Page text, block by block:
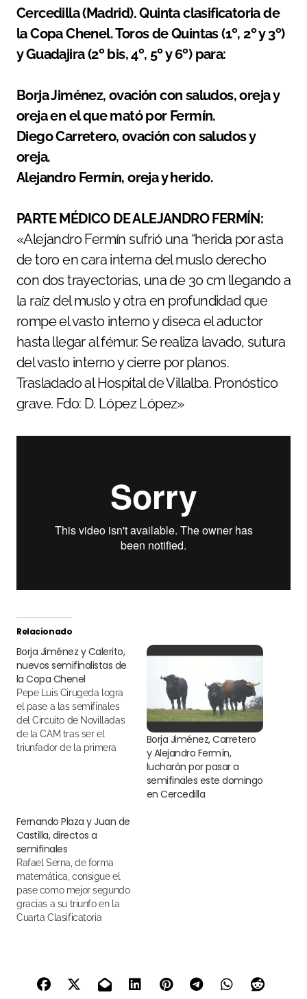
Cercedilla (Madrid). Quinta clasificatoria de
la Copa Chenel. Toros de Quintas (1º, 2º y 3º)
y Guadajira (2º bis, 4º, 5º y 6º) para:
Borja Jiménez, ovación con saludos, oreja y
oreja en el que mató por Fermín.
Diego Carretero, ovación con saludos y
oreja.
Alejandro Fermín, oreja y herido.
PARTE MÉDICO DE ALEJANDRO FERMÍN:
«Alejandro Fermín sufrió una “herida por asta
de toro en cara interna del muslo derecho
con dos trayectorias, una de 30 cm llegando a
la raíz del muslo y otra en profundidad que
rompe el vasto interno y diseca el aductor
hasta llegar al fémur. Se realiza lavado, sutura
del vasto interno y cierre por planos.
Trasladado al Hospital de Villalba. Pronóstico
grave. Fdo: D. López López»
Relacionado
Borja Jiménez y Calerito,
nuevos semifinalistas de
la Copa Chenel
Pepe Luis Cirugeda logra
el pase a las semifinales
del Circuito de Novilladas
de la CAM tras ser el
triunfador de la primera
Borja Jiménez, Carretero
y Alejandro Fermín,
lucharán por pasar a
semifinales este domingo
en Cercedilla
Fernando Plaza y Juan de
Castilla, directos a
semifinales
Rafael Serna, de forma
matemática, consigue el
pase como mejor segundo
gracias a su triunfo en la
Cuarta Clasificatoria